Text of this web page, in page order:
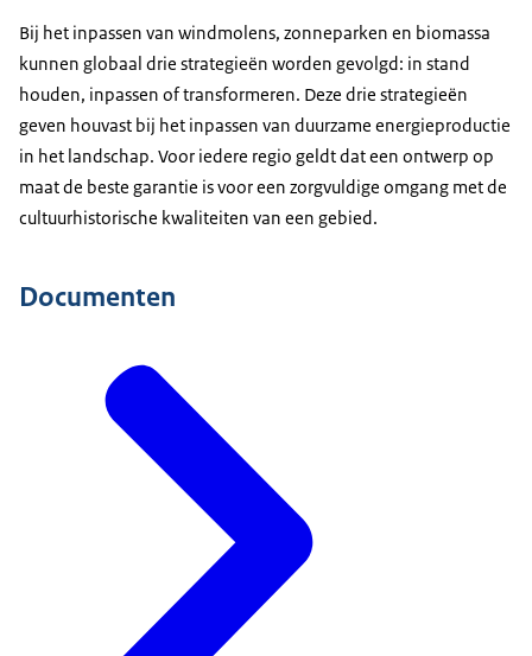
Bij het inpassen van windmolens, zonneparken en biomassa
kunnen globaal drie strategieën worden gevolgd: in stand
houden, inpassen of transformeren. Deze drie strategieën
geven houvast bij het inpassen van duurzame energieproductie
in het landschap. Voor iedere regio geldt dat een ontwerp op
maat de beste garantie is voor een zorgvuldige omgang met de
cultuurhistorische kwaliteiten van een gebied.
Documenten